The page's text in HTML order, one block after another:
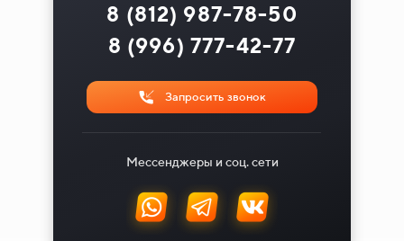
8 (996) 777-42-77
8 (812) 987-78-50
Запросить звонок
Мессенджеры и соц. сети